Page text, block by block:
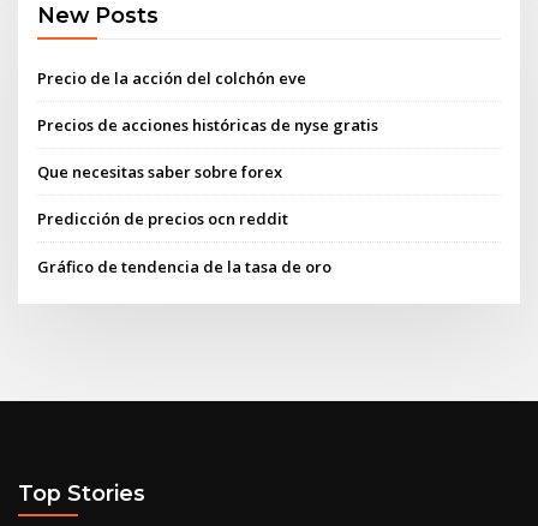
New Posts
Precio de la acción del colchón eve
Precios de acciones históricas de nyse gratis
Que necesitas saber sobre forex
Predicción de precios ocn reddit
Gráfico de tendencia de la tasa de oro
Top Stories